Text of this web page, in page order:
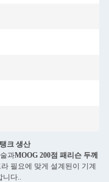
크 생산
과MOOG 200점 패리슨 두께
필요에 맞게 설계된이 기계
니다..